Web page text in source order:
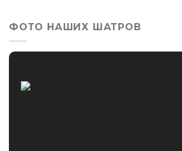
ФОТО НАШИХ ШАТРОВ